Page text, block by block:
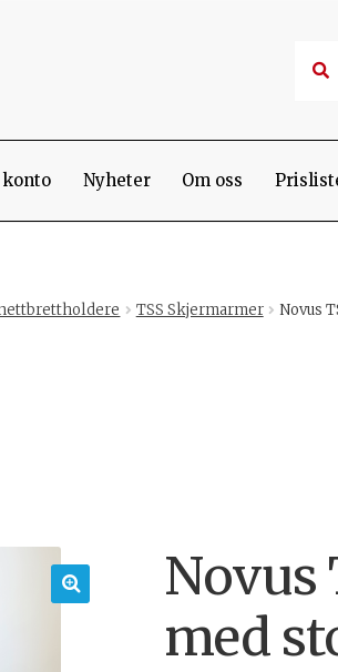
etter:
Nyheter Om oss
TSS Skjermarmer Novus
Novus
med